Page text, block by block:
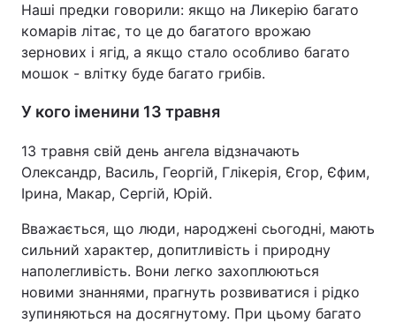
Наші предки говорили: якщо на Ликерію багато
комарів літає, то це до багатого врожаю
зернових і ягід, а якщо стало особливо багато
мошок - влітку буде багато грибів.
У кого іменини 13 травня
13 травня свій день ангела відзначають
Олександр, Василь, Георгій, Глікерія, Єгор, Єфим,
Ірина, Макар, Сергій, Юрій.
Вважається, що люди, народжені сьогодні, мають
сильний характер, допитливість і природну
наполегливість. Вони легко захоплюються
новими знаннями, прагнуть розвиватися і рідко
зупиняються на досягнутому. При цьому багато